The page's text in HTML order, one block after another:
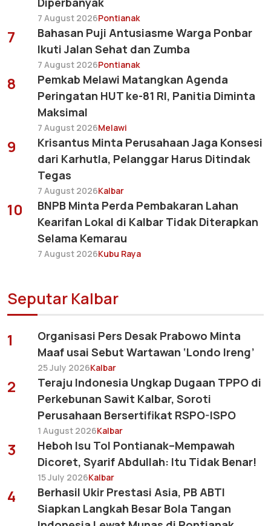
7 August 2026Pontianak
7
Bahasan Puji Antusiasme Warga Ponbar
Ikuti Jalan Sehat dan Zumba
7 August 2026Pontianak
8
Pemkab Melawi Matangkan Agenda
Peringatan HUT ke-81 RI, Panitia Diminta
Maksimal
7 August 2026Melawi
9
Krisantus Minta Perusahaan Jaga Konsesi
dari Karhutla, Pelanggar Harus Ditindak
Tegas
7 August 2026Kalbar
10
BNPB Minta Perda Pembakaran Lahan
Kearifan Lokal di Kalbar Tidak Diterapkan
Selama Kemarau
7 August 2026Kubu Raya
Seputar Kalbar
1
Organisasi Pers Desak Prabowo Minta
Maaf usai Sebut Wartawan ‘Londo Ireng’
25 July 2026Kalbar
2
Teraju Indonesia Ungkap Dugaan TPPO di
Perkebunan Sawit Kalbar, Soroti
Perusahaan Bersertifikat RSPO-ISPO
1 August 2026Kalbar
3
Heboh Isu Tol Pontianak–Mempawah
Dicoret, Syarif Abdullah: Itu Tidak Benar!
15 July 2026Kalbar
4
Berhasil Ukir Prestasi Asia, PB ABTI
Siapkan Langkah Besar Bola Tangan